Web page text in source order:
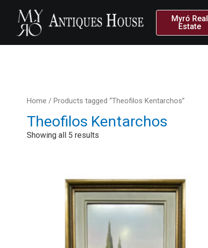
Myró Real
Estate
Home / Products tagged “Theofilos Kentarchos”
Theofilos Kentarchos
Showing all 5 results